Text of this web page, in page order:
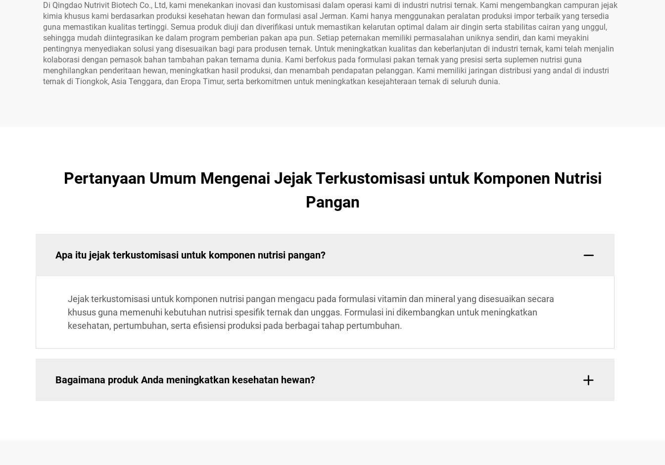
Di Qingdao Nutrivit Biotech Co., Ltd, kami menekankan inovasi dan kustomisasi dalam operasi kami di industri nutrisi ternak. Kami mengembangkan campuran jejak
kimia khusus kami berdasarkan produksi kesehatan hewan dan formulasi asal Jerman. Kami hanya menggunakan peralatan produksi impor terbaik yang tersedia
guna memastikan kualitas tertinggi. Semua produk diuji dan diverifikasi untuk memastikan kelarutan optimal dalam air dingin serta stabilitas cairan yang unggul,
sehingga mudah diintegrasikan ke dalam program pemberian pakan apa pun. Setiap peternakan memiliki permasalahan uniknya sendiri, dan kami meyakini
pentingnya menyediakan solusi yang disesuaikan bagi para produsen ternak. Untuk meningkatkan kualitas dan keberlanjutan di industri ternak, kami telah menjalin
kolaborasi dengan pemasok bahan tambahan pakan ternama dunia. Kami berfokus pada formulasi pakan ternak yang presisi serta suplemen nutrisi guna
menghilangkan penderitaan hewan, meningkatkan hasil produksi, dan menambah pendapatan pelanggan. Kami memiliki jaringan distribusi yang andal di industri
ternak di Tiongkok, Asia Tenggara, dan Eropa Timur, serta berkomitmen untuk meningkatkan kesejahteraan ternak di seluruh dunia.
Pertanyaan Umum Mengenai Jejak Terkustomisasi untuk Komponen Nutrisi
Pangan
Apa itu jejak terkustomisasi untuk komponen nutrisi pangan?
Jejak terkustomisasi untuk komponen nutrisi pangan mengacu pada formulasi vitamin dan mineral yang disesuaikan secara
khusus guna memenuhi kebutuhan nutrisi spesifik ternak dan unggas. Formulasi ini dikembangkan untuk meningkatkan
kesehatan, pertumbuhan, serta efisiensi produksi pada berbagai tahap pertumbuhan.
Bagaimana produk Anda meningkatkan kesehatan hewan?